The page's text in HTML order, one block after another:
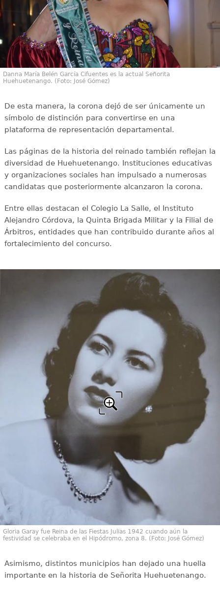
Danna María Belén García Cifuentes es la actual Señorita
Huehuetenango. (Foto: José Gómez)
De esta manera, la corona dejó de ser únicamente un
símbolo de distinción para convertirse en una
plataforma de representación departamental.
Las páginas de la historia del reinado también reflejan la
diversidad de Huehuetenango. Instituciones educativas
y organizaciones sociales han impulsado a numerosas
candidatas que posteriormente alcanzaron la corona.
Entre ellas destacan el Colegio La Salle, el Instituto
Alejandro Córdova, la Quinta Brigada Militar y la Filial de
Árbitros, entidades que han contribuido durante años al
fortalecimiento del concurso.
Gloria Garay fue Reina de las Fiestas Julias 1942 cuando aún la
festividad se celebraba en el Hipódromo, zona 8. (Foto: José Gómez)
Asimismo, distintos municipios han dejado una huella
importante en la historia de Señorita Huehuetenango.